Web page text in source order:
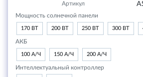
Артикул
Мощность солнечной панели
170 ВТ 200 ВТ 250 ВТ 300 ВТ
АКБ
100 А/Ч 150 А/Ч 200 А/Ч
Интеллектуальный контроллер